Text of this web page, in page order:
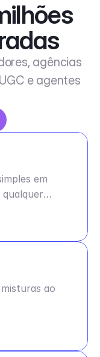
agências
e agentes
em
ao